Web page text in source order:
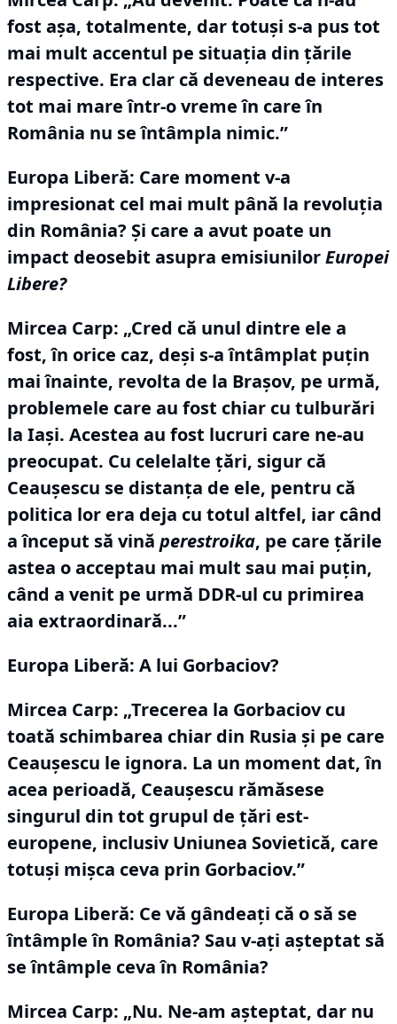
fost așa, totalmente, dar totuși s-a pus tot
mai mult accentul pe situația din țările
respective. Era clar că deveneau de interes
tot mai mare într-o vreme în care în
România nu se întâmpla nimic.”
Europa Liberă: Care moment v-a
impresionat cel mai mult până la revoluția
din România? Și care a avut poate un
impact deosebit asupra emisiunilorEuropei
Libere?
Mircea Carp: „Cred că unul dintre ele a
fost, în orice caz, deși s-a întâmplat puțin
mai înainte, revolta de la Brașov, pe urmă,
problemele care au fost chiar cu tulburări
la Iași. Acestea au fost lucruri care ne-au
preocupat. Cu celelalte țări, sigur că
Ceaușescu se distanța de ele, pentru că
politica lor era deja cu totul altfel, iar când
a început să vină perestroika, pe care țările
astea o acceptau mai mult sau mai puțin,
când a venit pe urmă DDR-ul cu primirea
aia extraordinară...”
Europa Liberă: A lui Gorbaciov?
Mircea Carp: „Trecerea la Gorbaciov cu
toată schimbarea chiar din Rusia și pe care
Ceaușescu le ignora. La un moment dat, în
acea perioadă, Ceaușescu rămăsese
singurul din tot grupul de țări est-
europene, inclusiv Uniunea Sovietică, care
totuși mișca ceva prin Gorbaciov.”
Europa Liberă: Ce vă gândeați că o să se
întâmple în România? Sau v-ați așteptat să
se întâmple ceva în România?
Mircea Carp: „Nu. Ne-am așteptat, dar nu